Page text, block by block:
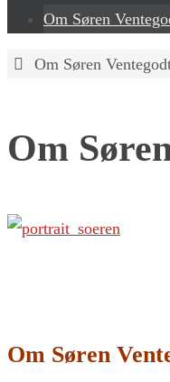
Om Søren
HomeOm Søren
Om
Om Søren